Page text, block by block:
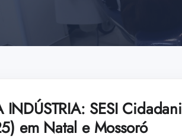
INDÚSTRIA: SESI
em Natal e Mossoró